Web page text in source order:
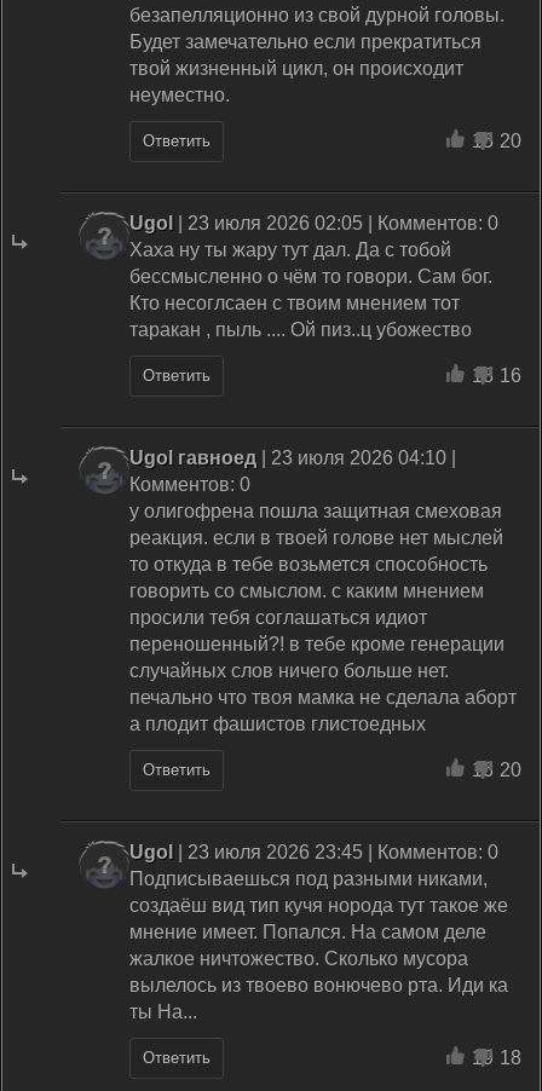
безапелляционно из свой дурной головы.
Будет замечательно если прекратиться
твой жизненный цикл, он происходит
неуместно.
Ответить 15 20
Ugol | 23 июля 2026 02:05 | Комментов: 0
Хаха ну ты жару тут дал. Да с тобой
бессмысленно о чём то говори. Сам бог.
Кто несоглсаен с твоим мнением тот
таракан , пыль .... Ой пиз..ц убожество
Ответить 18 16
Ugol гавноед | 23 июля 2026 04:10 |
Комментов: 0
у олигофрена пошла защитная смеховая
реакция. если в твоей голове нет мыслей
то откуда в тебе возьмется способность
говорить со смыслом. с каким мнением
просили тебя соглашаться идиот
переношенный?! в тебе кроме генерации
случайных слов ничего больше нет.
печально что твоя мамка не сделала аборт
а плодит фашистов глистоедных
Ответить 16 20
Ugol | 23 июля 2026 23:45 | Комментов: 0
Подписываешься под разными никами,
создаёш вид тип кучя норода тут такое же
мнение имеет. Попался. На самом деле
жалкое ничтожество. Сколько мусора
вылелось из твоево вонючево рта. Иди ка
ты На...
Ответить 19 18